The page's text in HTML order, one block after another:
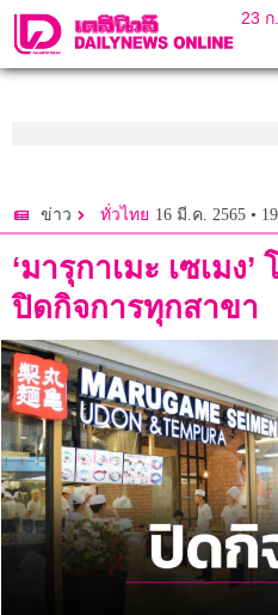
23
ข่าว ทั่วไทย 16 มี.ค. 2565 •
‘มารุกาเมะ เซเมง
ปิดกิจการทุกสาขา